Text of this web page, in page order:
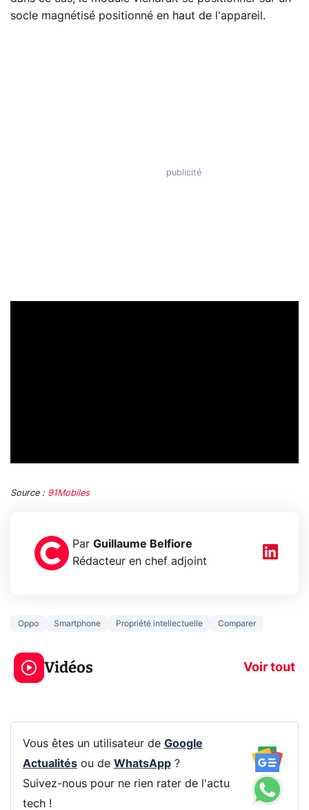
socle magnétisé positionné en haut de l'appareil.
Source : 91Mobiles
Par Guillaume Belfiore
Rédacteur en chef adjoint
Oppo Smartphone Propriété intellectuelle Comparer
Vidéos Voir tout
3 écrans en 1 pour
319€ ? Voici L'AOC
CQ32G4ZA !
5
prochaine
Vous êtes un utilisateur de Google
Actualitésou de WhatsApp?
Suivez-nous pour ne rien rater de l'actu
tech !